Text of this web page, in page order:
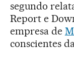
segundo
Report e
empresa de
conscientes